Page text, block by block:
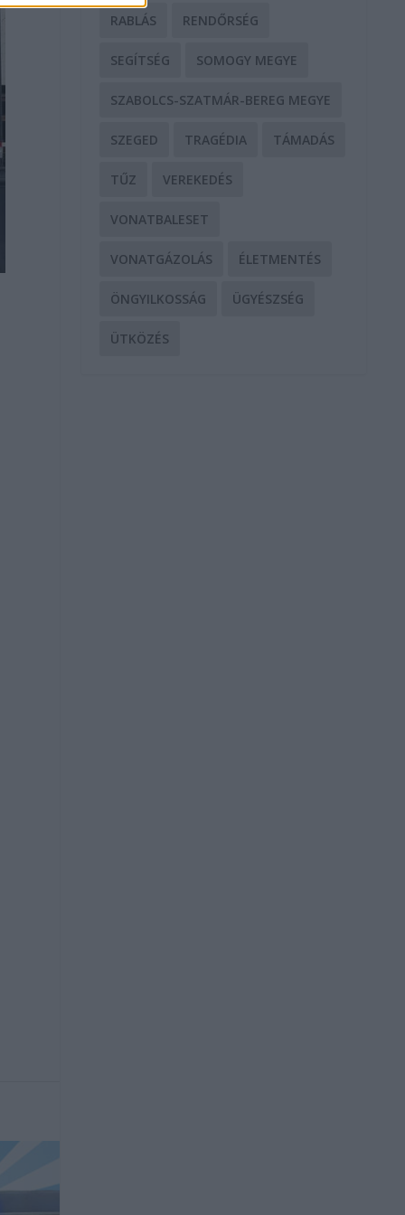
RABLÁS RENDŐRSÉG
SEGÍTSÉG SOMOGY MEGYE
SZABOLCS-SZATMÁR-BEREG MEGYE
SZEGED TRAGÉDIA TÁMADÁS
TŰZ VEREKEDÉS
VONATBALESET
VONATGÁZOLÁS ÉLETMENTÉS
ÖNGYILKOSSÁG ÜGYÉSZSÉG
ÜTKÖZÉS